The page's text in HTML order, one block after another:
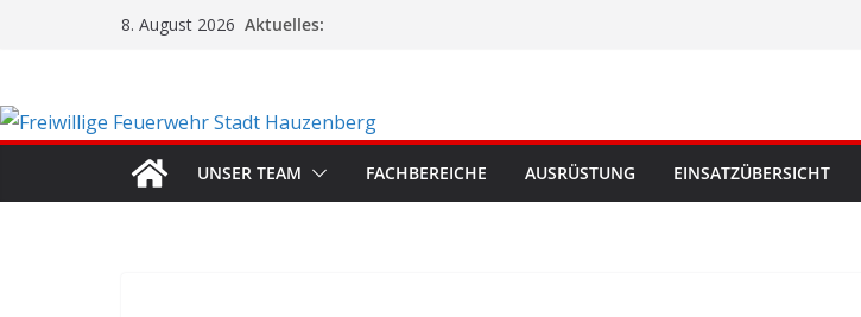
8. August 2026 Aktuelles:
UNSER TEAM FACHBEREICHE AUSRÜSTUNG EINSATZÜBERSICHT